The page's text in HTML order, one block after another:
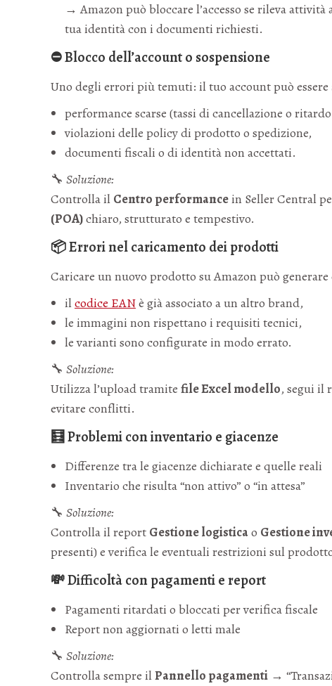
→ Amazon può bloccare l’accesso se rileva
tua identità con i documenti richiesti.
⛔ Blocco dell’account o sospensione
Uno degli errori più temuti: il tuo account può essere
performance scarse (tassi di cancellazione o
violazioni delle policy di prodotto o spedizione,
documenti fiscali o di identità non accettati.
🔧 Soluzione:
Controlla il Centro performancein Seller Central
(POA)chiaro, strutturato e tempestivo.
📦 Errori nel caricamento dei prodotti
Caricare un nuovo prodotto su Amazon può
ilcodice EANè già associato a un altro brand,
le immagini non rispettano i requisiti tecnici,
le varianti sono configurate in modo errato.
🔧 Soluzione:
Utilizza l’upload tramite file Excel modello, segui il
evitare conflitti.
🧮 Problemi con inventario e giacenze
Differenze tra le giacenze dichiarate e quelle reali
Inventario che risulta “non attivo” o “in attesa”
🔧 Soluzione:
Controlla il report Gestione logisticao Gestione
presenti) e verifica le eventuali restrizioni sul
💸 Difficoltà con pagamenti e report
Pagamenti ritardati o bloccati per verifica fiscale
Report non aggiornati o letti male
🔧 Soluzione:
Controlla sempre ilPannello pagamenti →